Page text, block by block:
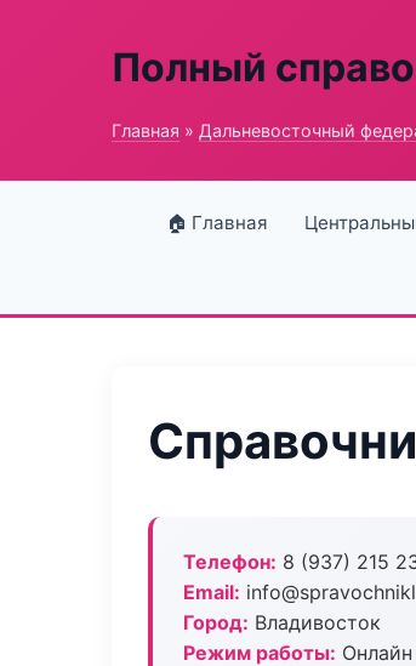
Полный
Главная » Дальневосточный
🏠 Главная
Телефон: 8 (937) 215
Email:
Город: Владивосток
Режим работы: